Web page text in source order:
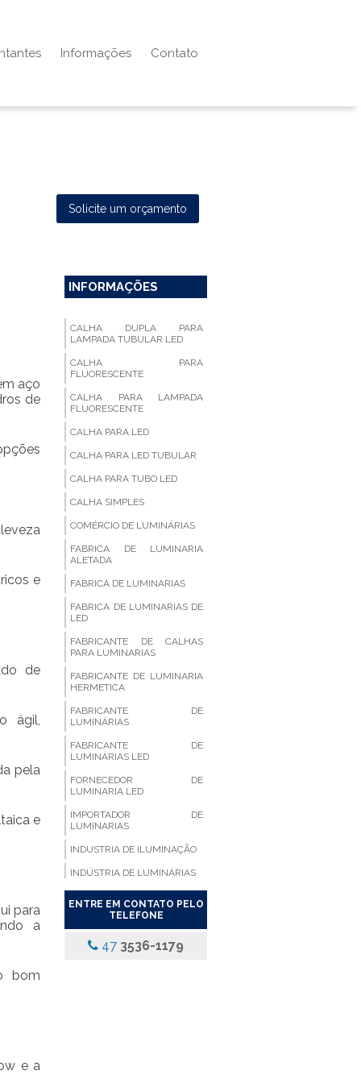
Informações Contato
aço
de
e
de
ágil,
pela
e
para
a
bom
e a
Solicite um orçamento
INFORMAÇÕES
CALHA DUPLA PARA
LAMPADA TUBULAR LED
CALHA PARA
FLUORESCENTE
CALHA PARA LAMPADA
FLUORESCENTE
CALHA PARA LED
CALHA PARA LED TUBULAR
CALHA PARA TUBO LED
CALHA SIMPLES
COMÉRCIO DE LUMINÁRIAS
FABRICA DE LUMINARIA
ALETADA
FABRICA DE LUMINARIAS
FABRICA DE LUMINARIAS DE
LED
FABRICANTE DE CALHAS
PARA LUMINARIAS
FABRICANTE DE LUMINARIA
HERMETICA
FABRICANTE DE
LUMINÁRIAS
FABRICANTE DE
LUMINÁRIAS LED
FORNECEDOR DE
LUMINARIA LED
IMPORTADOR DE
LUMINARIAS
INDUSTRIA DE ILUMINAÇÃO
INDÚSTRIA DE LUMINÁRIAS
LUMINARIA ALETADA 2X18
LED
LUMINARIA ALETADA
ENTRE EM CONTATO PELO
TELEFONE
47 3536-1179